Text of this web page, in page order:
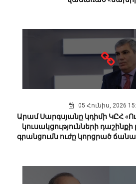
05 Հունիս, 2026
Արամ Սարգսյանը կդիմի ԿԸՀ
կուսակցությունների
գրանցումն ուժը կորցրած